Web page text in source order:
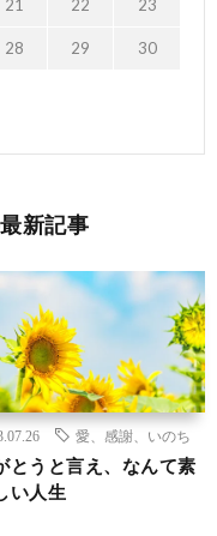
21 22 23
28 29 30
新記事
愛、感謝、いのち
とうと言え、なんて素
い人生